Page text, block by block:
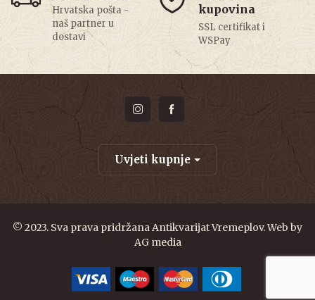
Hrvatska pošta -
naš partner u
dostavi
kupovina
SSL certifikat i
WSPay
Uvjeti kupnje
© 2023. Sva prava pridržana Antikvarijat Vremeplov. Web by
AG media